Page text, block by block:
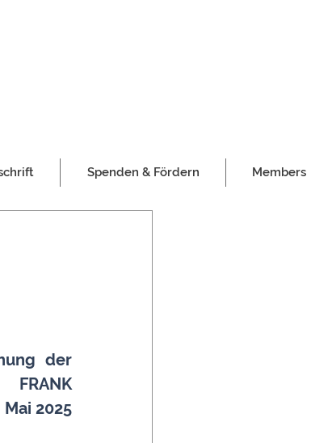
Spenden & Fördern Members
der
Mai 2025